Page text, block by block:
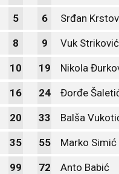
5 6 Srđan
8 9 Vuk Striković
10 19 Nikola
16 24 Đorđe
20 33 Balša
35 55 Marko Simić
99 72 Anto Babić